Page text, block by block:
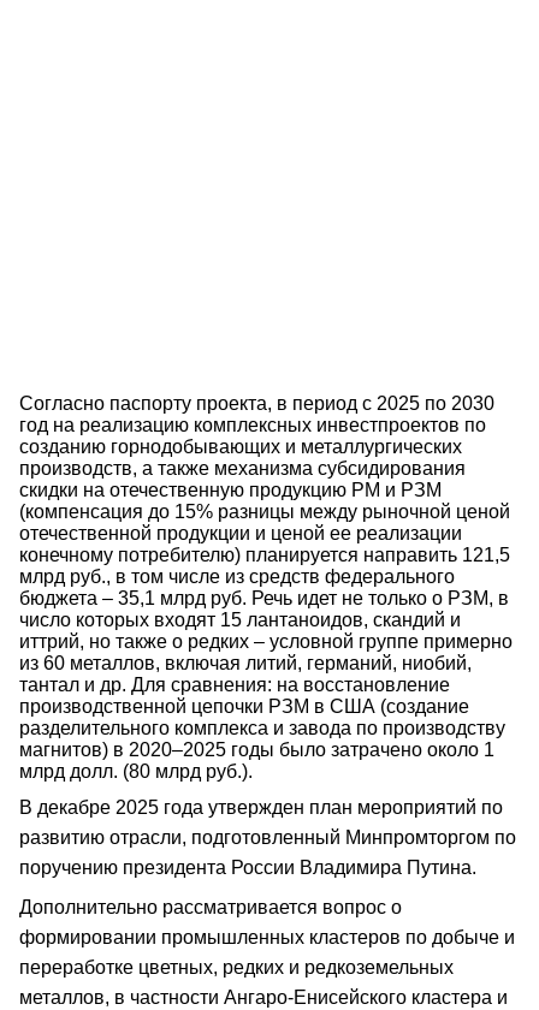
Согласно паспорту проекта, в период с 2025 по 2030
год на реализацию комплексных инвестпроектов по
созданию горнодобывающих и металлургических
производств, а также механизма субсидирования
скидки на отечественную продукцию РМ и РЗМ
(компенсация до 15% разницы между рыночной ценой
отечественной продукции и ценой ее реализации
конечному потребителю) планируется направить 121,5
млрд руб., в том числе из средств федерального
бюджета – 35,1 млрд руб. Речь идет не только о РЗМ, в
число которых входят 15 лантаноидов, скандий и
иттрий, но также о редких – условной группе примерно
из 60 металлов, включая литий, германий, ниобий,
тантал и др. Для сравнения: на восстановление
производственной цепочки РЗМ в США (создание
разделительного комплекса и завода по производству
магнитов) в 2020–2025 годы было затрачено около 1
млрд долл. (80 млрд руб.).
В декабре 2025 года утвержден план мероприятий по
развитию отрасли, подготовленный Минпромторгом по
поручению президента России Владимира Путина.
Дополнительно рассматривается вопрос о
формировании промышленных кластеров по добыче и
переработке цветных, редких и редкоземельных
металлов, в частности Ангаро-Енисейского кластера и